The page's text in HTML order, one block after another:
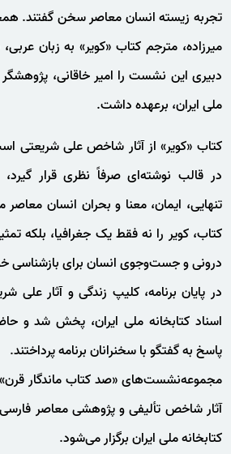
تجربه زیسته انسان معاصر سخن گفتند.
میرزاده، مترجم کتاب «کویر» به زبان
دبیری این نشست را امیر خاقانی، پژوهشگر
ملی ایران، برعهده داشت.
کتاب «کویر» از آثار شاخص علی شریعتی
در قالب نوشته‌ای صرفاً نظری قرار
تنهایی، ایمان، معنا و بحران انسان
کتاب، کویر را نه فقط یک جغرافیا، بلکه
درونی و جست‌وجوی انسان برای بازشناسی
در پایان برنامه، کلیپ زندگی و آثار علی
اسناد کتابخانه ملی ایران، پخش شد
پاسخ به گفتگو با سخنرانان برنامه پرداختند.
مجموعه‌نشست‌های «صد کتاب ماندگار
آثار شاخص تألیفی و پژوهشی معاصر
کتابخانه ملی ایران برگزار می‌شود.